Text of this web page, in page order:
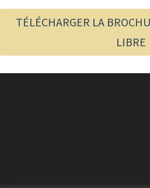
TÉLÉCHARGER LA
LIBRE